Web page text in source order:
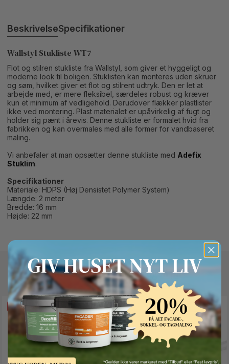
BeskrivelseSpecifikationer
Wallstyl Stukliste WT7
Flot og stilren stukliste fra Wallstyl, som giver et hyggeligt og
moderne look til boligen. Stuklisten kan monteres uden skruer
og søm, hvilket giver et flot og stilrent udtryk. Den er let at
arbejde med, er mere fleksibel, særdeles robust og kræver
kun et minimum af vedligehold. Derudover flækker plastlister
ikke ved montering. Plast materialet er upåvirkelig af fugt og
holder sig pænt i årevis. Denne stukliste er formalet hvid fra
fabrikken og kan overmales med alle former for vandbaseret
maling.
Vi anbefaler at man opsætter denne stukliste med Adefix
Stuklim.
Specifikationer
Materiale: HDPS (Høj Densistet Polymer System)
Længde: 2 meter
Bredde: 16 mm
Højde: 22 mm
Andre kunder kigger også på
FAST LAVPRIS FAST LAVPRIS
Button Text